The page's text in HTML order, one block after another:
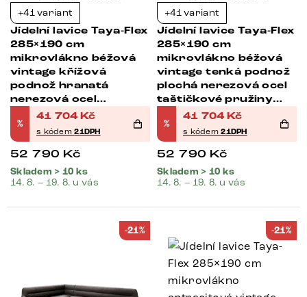
+41 variant
Jídelní lavice Taya-Flex
285×190 cm
mikrovlákno béžová
vintage křížová
podnož hranatá
nerezová ocel
taštičkové pružiny
pravá
%
41 704 Kč
s kódem21DPH
52 790 Kč
Skladem > 10 ks
14. 8. – 19. 8. u vás
+41 variant
Jídelní lavice Taya-Flex
285×190 cm
mikrovlákno béžová
vintage tenká podnož
plochá nerezová ocel
taštičkové pružiny
pravá
%
41 704 Kč
s kódem21DPH
52 790 Kč
Skladem > 10 ks
14. 8. – 19. 8. u vás
-21% -21%